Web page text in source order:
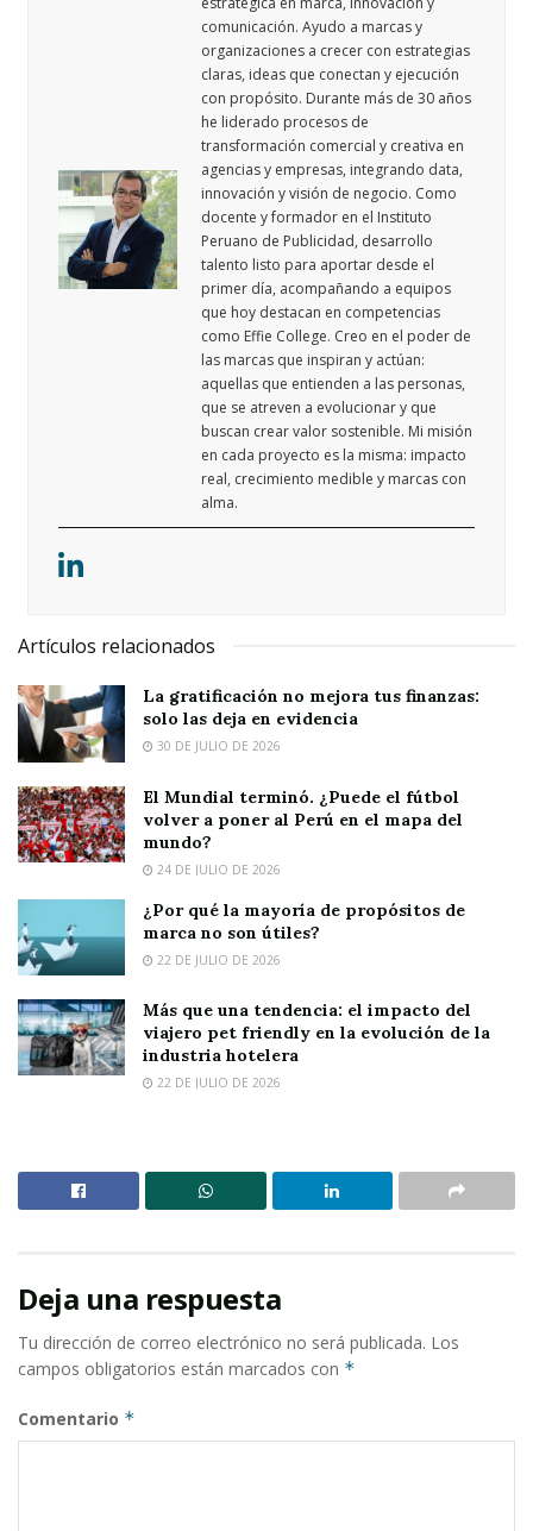
comunicación. Ayudo a marcas y
organizaciones a crecer con estrategias
claras, ideas que conectan y ejecución
con propósito. Durante más de 30 años
he liderado procesos de
transformación comercial y creativa en
agencias y empresas, integrando data,
innovación y visión de negocio. Como
docente y formador en el Instituto
Peruano de Publicidad, desarrollo
talento listo para aportar desde el
primer día, acompañando a equipos
que hoy destacan en competencias
como Effie College. Creo en el poder de
las marcas que inspiran y actúan:
aquellas que entienden a las personas,
que se atreven a evolucionar y que
buscan crear valor sostenible. Mi misión
en cada proyecto es la misma: impacto
real, crecimiento medible y marcas con
alma.
Artículos relacionados
La gratificación no mejora tus finanzas:
solo las deja en evidencia
30 DE JULIO DE 2026
El Mundial terminó. ¿Puede el fútbol
volver a poner al Perú en el mapa del
mundo?
24 DE JULIO DE 2026
¿Por qué la mayoría de propósitos de
marca no son útiles?
22 DE JULIO DE 2026
Más que una tendencia: el impacto del
viajero pet friendly en la evolución de la
industria hotelera
22 DE JULIO DE 2026
Deja una respuesta
Tu dirección de correo electrónico no será publicada. Los
campos obligatorios están marcados con *
Comentario *